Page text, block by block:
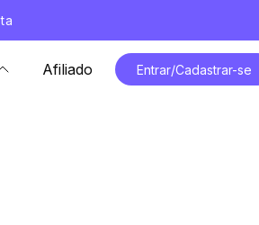
Afiliado Entrar/Cadastrar-se